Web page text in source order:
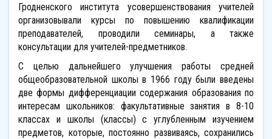
Гродненского института усовершенствования учителей
организовывали курсы по повышению квалификации
преподавателей, проводили семинары, а также
консультации для учителей-предметников.
С целью дальнейшего улучшения работы средней
общеобразовательной школы в 1966 году были введены
две формы дифференциации содержания образования по
интересам школьников: факультативные занятия в 8-10
классах и школы (классы) с углубленным изучением
предметов, которые, постоянно развиваясь, сохранились